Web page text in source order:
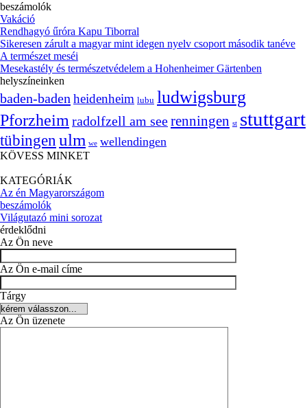
beszámolók
Vakáció
Rendhagyó űróra Kapu Tiborral
Sikeresen zárult a magyar mint idegen nyelv csoport második tanéve
A természet meséi
Mesekastély és természetvédelem a Hohenheimer Gärtenben
helyszíneinken
baden-baden heidenheim lubu ludwigsburg
Pforzheim radolfzell am seerenningen st stuttgart
tübingen ulm we wellendingen
KÖVESS MINKET
KATEGÓRIÁK
Az én Magyarországom
beszámolók
Világutazó mini sorozat
érdeklődni
Az Ön neve
Az Ön e-mail címe
Tárgy
Az Ön üzenete